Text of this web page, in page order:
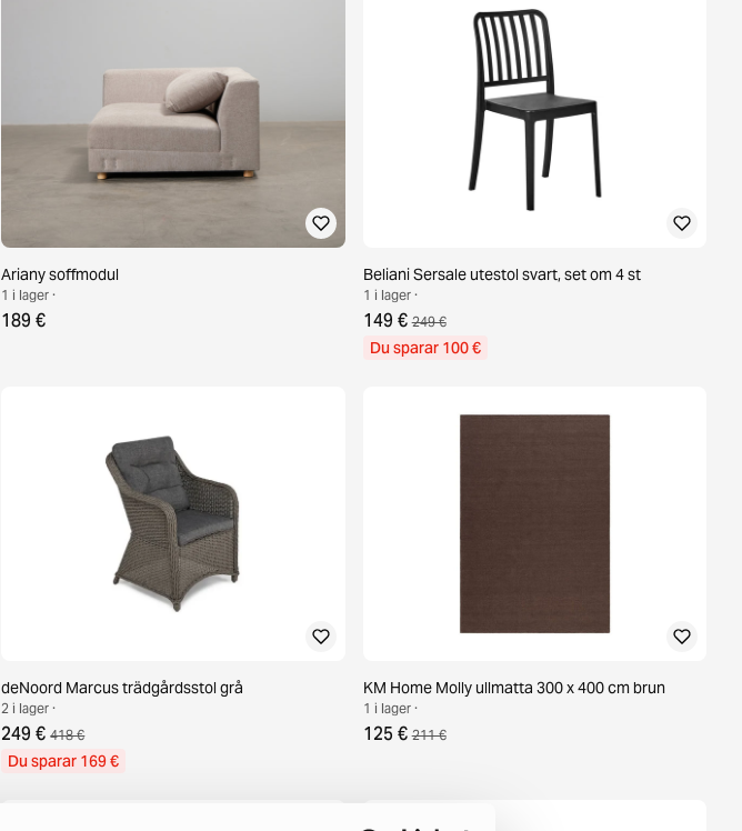
Ariany soffmodul
1 i lager ·
189 €
Beliani Sersale utestol svart, set om 4 st
1 i lager ·
149 € 249 €
Du sparar 100 €
deNoord Marcus trädgårdsstol grå
2 i lager ·
249 € 418 €
Du sparar 169 €
KM Home Molly ullmatta 300 x 400 cm brun
1 i lager ·
125 € 211 €